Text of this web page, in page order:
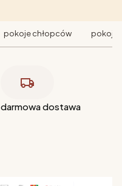
pokoje chłopców pokoje
darmowa dostawa